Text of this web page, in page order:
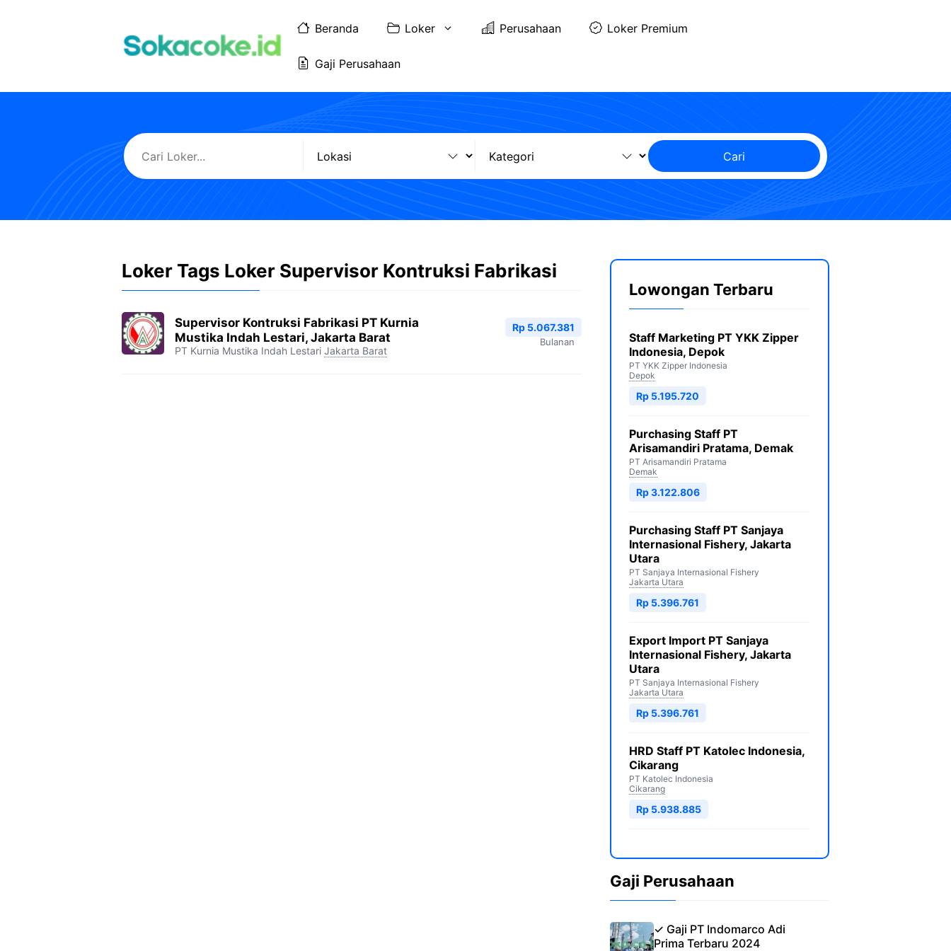
Beranda Loker Perusahaan Loker Premium
Gaji Perusahaan
Cari
Loker Tags Loker Supervisor Kontruksi Fabrikasi
Supervisor Kontruksi Fabrikasi PT Kurnia
Mustika Indah Lestari, Jakarta Barat
PT Kurnia Mustika Indah Lestari Jakarta Barat
Rp 5.067.381
Bulanan
Lowongan Terbaru
Staff Marketing PT YKK Zipper
Indonesia, Depok
PT YKK Zipper Indonesia
Depok
Rp 5.195.720
Purchasing Staff PT
Arisamandiri Pratama, Demak
PT Arisamandiri Pratama
Demak
Rp 3.122.806
Purchasing Staff PT Sanjaya
Internasional Fishery, Jakarta
Utara
PT Sanjaya Internasional Fishery
Jakarta Utara
Rp 5.396.761
Export Import PT Sanjaya
Internasional Fishery, Jakarta
Utara
PT Sanjaya Internasional Fishery
Jakarta Utara
Rp 5.396.761
HRD Staff PT Katolec Indonesia,
Cikarang
PT Katolec Indonesia
Cikarang
Rp 5.938.885
Gaji Perusahaan
✓ Gaji PT Indomarco Adi
Prima Terbaru 2024